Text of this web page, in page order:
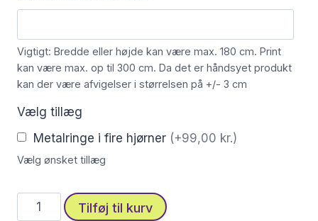
Vigtigt: Bredde eller højde kan være max. 180 cm. Print
kan være max. op til 300 cm. Da det er håndsyet produkt
kan der være afvigelser i størrelsen på +/- 3 cm
Vælg tillæg
Metalringe i fire hjørner (+99,00 kr.)
Vælg ønsket tillæg
Episk
Tilføj til kurv